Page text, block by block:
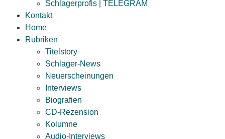
Schlagerprofis | TELEGRAM
Kontakt
Home
Rubriken
Titelstory
Schlager-News
Neuerscheinungen
Interviews
Biografien
CD-Rezension
Kolumne
Audio-Interviews